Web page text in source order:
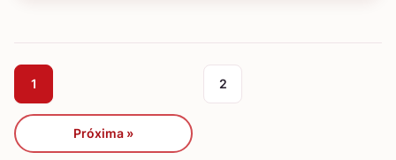
1 2
Próxima »